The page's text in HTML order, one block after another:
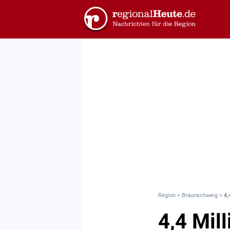
Region > Braunschweig >
4,4